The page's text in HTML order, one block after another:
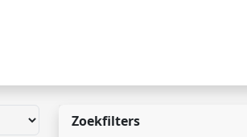
Zoekfilters